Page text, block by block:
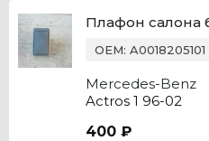
Плафон салона
OEM: A0018205101
Mercedes-Benz
Actros 1 96-02
400 ₽